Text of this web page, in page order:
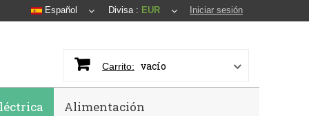
Iniciar sesión
Divisa : EUR
Español
Carrito: vacío
Alimentación